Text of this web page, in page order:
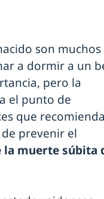
son muchos
a dormir a un
pero la
el punto de
que
prevenir el
la muerte súbita